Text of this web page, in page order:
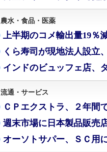
農水・食品・医薬
上半期のコメ輸出量19％
くら寿司が現地法人設立
インドのビュッフェ店、
流通・サービス
ＣＰエクストラ、２年間
週末市場に日本製品販売
オーソトサパー、ＳＣ用